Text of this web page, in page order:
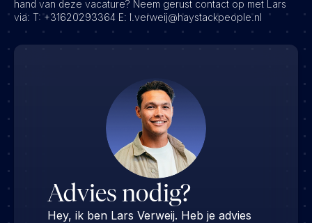
hand van deze vacature? Neem gerust contact op met Lars
via: T: +31620293364 E: l.verweij@haystackpeople.nl
Advies nodig?
Hey, ik ben Lars Verweij. Heb je advies